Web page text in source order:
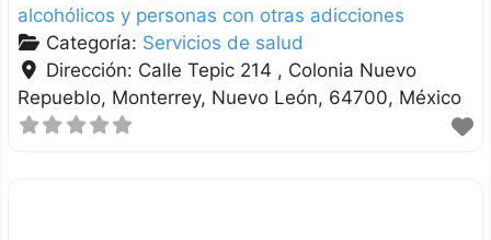
alcohólicos y personas con otras adicciones
Categoría: Servicios de salud
Dirección: Calle Tepic 214 , Colonia Nuevo
Repueblo Monterrey Nuevo León 64700 México